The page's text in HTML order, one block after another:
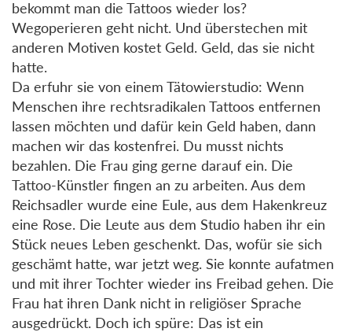
bekommt man die Tattoos wieder los?
Wegoperieren geht nicht. Und überstechen mit
anderen Motiven kostet Geld. Geld, das sie nicht
hatte.
Da erfuhr sie von einem Tätowierstudio: Wenn
Menschen ihre rechtsradikalen Tattoos entfernen
lassen möchten und dafür kein Geld haben, dann
machen wir das kostenfrei. Du musst nichts
bezahlen. Die Frau ging gerne darauf ein. Die
Tattoo-Künstler fingen an zu arbeiten. Aus dem
Reichsadler wurde eine Eule, aus dem Hakenkreuz
eine Rose. Die Leute aus dem Studio haben ihr ein
Stück neues Leben geschenkt. Das, wofür sie sich
geschämt hatte, war jetzt weg. Sie konnte aufatmen
und mit ihrer Tochter wieder ins Freibad gehen. Die
Frau hat ihren Dank nicht in religiöser Sprache
ausgedrückt. Doch ich spüre: Das ist ein